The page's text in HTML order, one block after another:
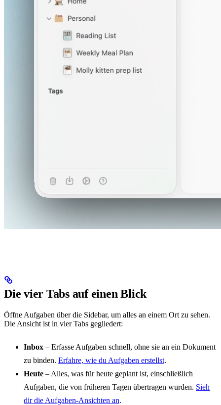
Die vier Tabs auf einen Blick
Öffne Aufgaben über die Sidebar, um alles an einem Ort zu sehen.
Die Ansicht ist in vier Tabs gegliedert:
Inbox – Erfasse Aufgaben schnell, ohne sie an ein Dokument
zu binden. Erfahre, wie du Aufgaben erstellst.
Heute – Alles, was für heute geplant ist, einschließlich
Aufgaben, die von früheren Tagen übertragen wurden. Sieh
dir die Aufgaben-Ansichten an.